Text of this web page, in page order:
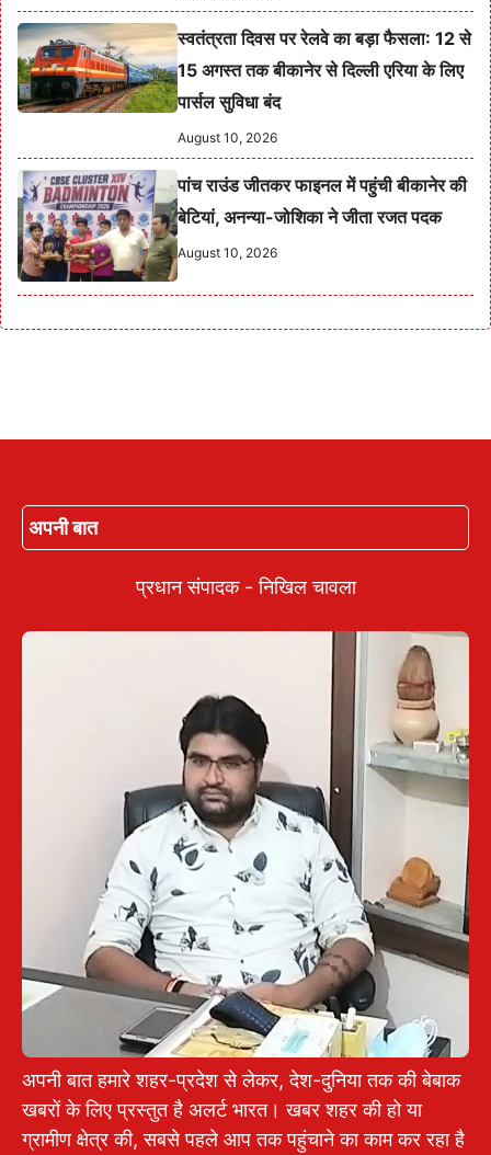
स्वतंत्रता दिवस पर रेलवे का बड़ा फैसला: 12 से
15 अगस्त तक बीकानेर से दिल्ली एरिया के लिए
पार्सल सुविधा बंद
August 10, 2026
पांच राउंड जीतकर फाइनल में पहुंची बीकानेर की
बेटियां, अनन्या-जोशिका ने जीता रजत पदक
August 10, 2026
अपनी बात
प्रधान संपादक - निखिल चावला
अपनी बात हमारे शहर-प्रदेश से लेकर, देश-दुनिया तक की बेबाक
खबरों के लिए प्रस्तुत है अलर्ट भारत। खबर शहर की हो या
ग्रामीण क्षेत्र की, सबसे पहले आप तक पहुंचाने का काम कर रहा है